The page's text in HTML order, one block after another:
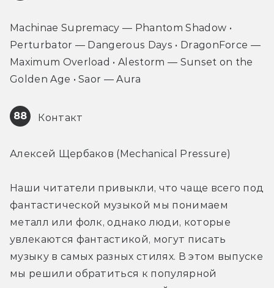
Machinae Supremacy — Phantom Shadow •
Perturbator — Dangerous Days • DragonForce —
Maximum Overload • Alestorm — Sunset on the
Golden Age • Saor — Aura
88 Контакт
Алексей Щербаков (Mechanical Pressure)
Наши читатели привыкли, что чаще всего под
фантастической музыкой мы понимаем
металл или фолк, однако люди, которые
увлекаются фантастикой, могут писать
музыку в самых разных стилях. В этом выпуске
мы решили обратиться к популярной